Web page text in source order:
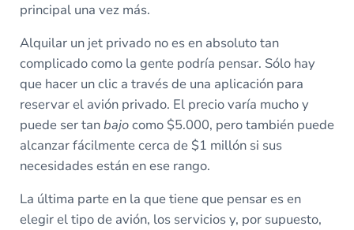
principal una vez más.
Alquilar un jet privado no es en absoluto tan
complicado como la gente podría pensar. Sólo hay
que hacer un clic a través de una aplicación para
reservar el avión privado. El precio varía mucho y
puede ser tanbajocomo $5.000, pero también puede
alcanzar fácilmente cerca de $1 millón si sus
necesidades están en ese rango.
La última parte en la que tiene que pensar es en
elegir el tipo de avión, los servicios y, por supuesto,